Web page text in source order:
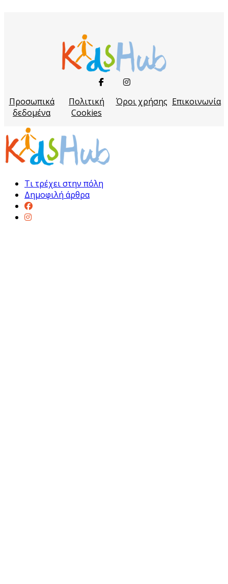
Προσωπικά
δεδομένα
Πολιτική
Cookies
Όροι χρήσης Επικοινωνία
Τι τρέχει στην πόλη
Δημοφιλή άρθρα